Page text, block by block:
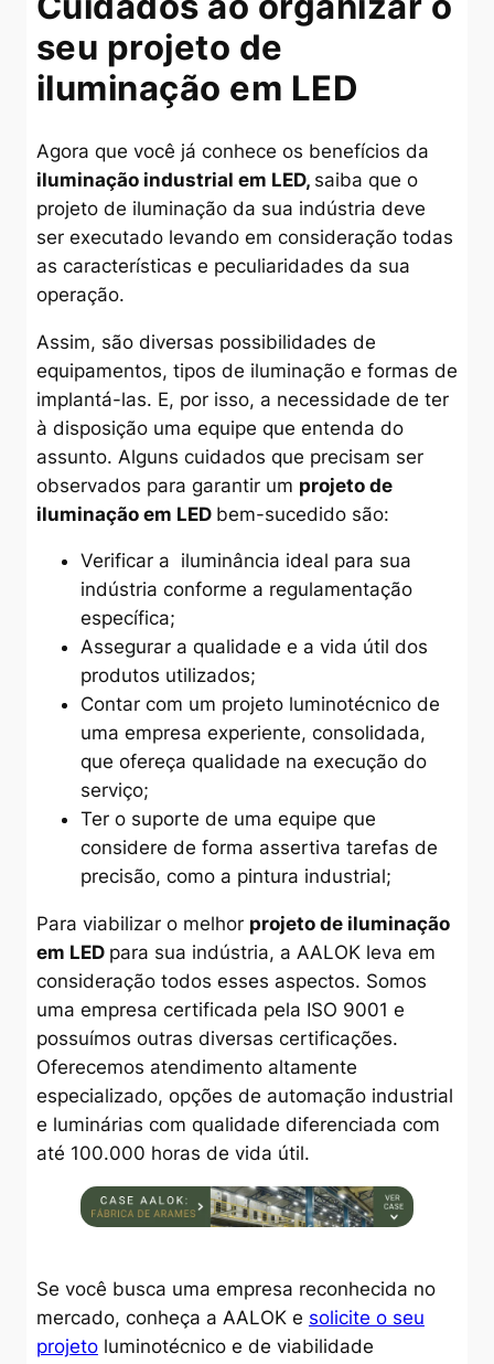
seu projeto de
iluminação em LED
Agora que você já conhece os benefícios da
iluminação industrial em LED, saiba que o
projeto de iluminação da sua indústria deve
ser executado levando em consideração todas
as características e peculiaridades da sua
operação.
Assim, são diversas possibilidades de
equipamentos, tipos de iluminação e formas de
implantá-las. E, por isso, a necessidade de ter
à disposição uma equipe que entenda do
assunto. Alguns cuidados que precisam ser
observados para garantir um projeto de
iluminação em LED bem-sucedido são:
Verificar a iluminância ideal para sua
indústria conforme a regulamentação
específica;
Assegurar a qualidade e a vida útil dos
produtos utilizados;
Contar com um projeto luminotécnico de
uma empresa experiente, consolidada,
que ofereça qualidade na execução do
serviço;
Ter o suporte de uma equipe que
considere de forma assertiva tarefas de
precisão, como a pintura industrial;
Para viabilizar o melhor projeto de iluminação
em LED para sua indústria, a AALOK leva em
consideração todos esses aspectos. Somos
uma empresa certificada pela ISO 9001 e
possuímos outras diversas certificações.
Oferecemos atendimento altamente
especializado, opções de automação industrial
e luminárias com qualidade diferenciada com
até 100.000 horas de vida útil.
Se você busca uma empresa reconhecida no
mercado, conheça a AALOK e solicite o seu
projetoluminotécnico e de viabilidade